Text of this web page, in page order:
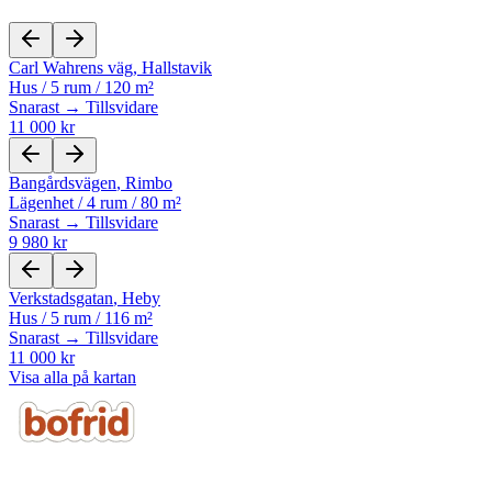
Carl Wahrens väg, Hallstavik
Hus / 5 rum / 120 m²
Snarast → Tillsvidare
11 000 kr
Bangårdsvägen, Rimbo
Lägenhet /4 rum /80 m²
Snarast → Tillsvidare
9 980 kr
Verkstadsgatan, Heby
Hus / 5 rum / 116 m²
Snarast → Tillsvidare
11 000 kr
Visa alla på kartan